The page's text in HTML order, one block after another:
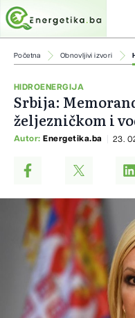
Početna Obnovljivi izvori
HIDROENERGIJA
Srbija:
željezničkom i
Autor: Energetika.ba 23.